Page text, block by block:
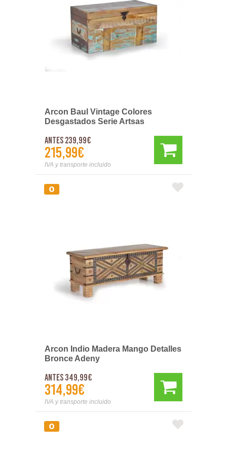
Arcon Baul Vintage Colores
Desgastados Serie Artsas
Antes 239,99€
215,99€
IVA y transporte incluido
Arcon Indio Madera Mango Detalles
Bronce Adeny
Antes 349,99€
314,99€
IVA y transporte incluido